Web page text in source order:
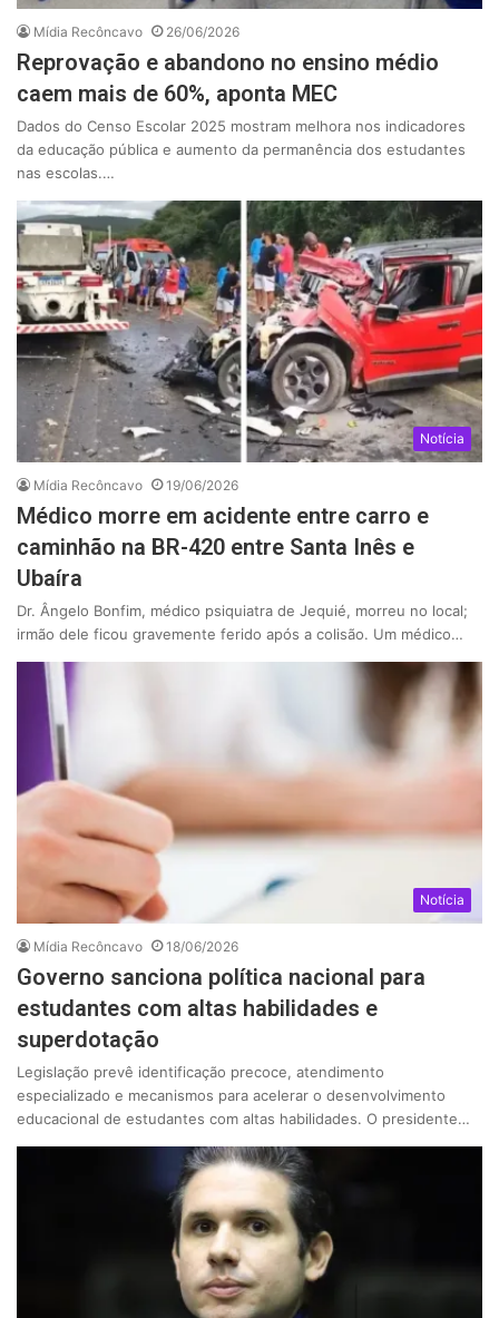
Mídia Recôncavo 26/06/2026
Reprovação e abandono no ensino médio
caem mais de 60%, aponta MEC
Dados do Censo Escolar 2025 mostram melhora nos indicadores
da educação pública e aumento da permanência dos estudantes
nas escolas.…
Notícia
Mídia Recôncavo 19/06/2026
Médico morre em acidente entre carro e
caminhão na BR-420 entre Santa Inês e
Ubaíra
Dr. Ângelo Bonfim, médico psiquiatra de Jequié, morreu no local;
irmão dele ficou gravemente ferido após a colisão. Um médico…
Notícia
Mídia Recôncavo 18/06/2026
Governo sanciona política nacional para
estudantes com altas habilidades e
superdotação
Legislação prevê identificação precoce, atendimento
especializado e mecanismos para acelerar o desenvolvimento
educacional de estudantes com altas habilidades. O presidente…